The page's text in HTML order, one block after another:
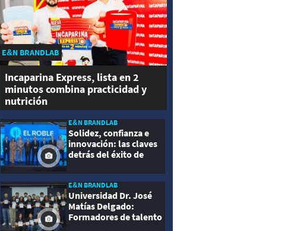
E&N BRANDLAB
Incaparina Express, lista en 2
minutos combina practicidad y
nutrición
E&N BRANDLAB
Solidez, confianza e
innovación: las claves
detrás del éxito de
E&N BRANDLAB
Universidad Dr. José
Matías Delgado:
Formadores de talento